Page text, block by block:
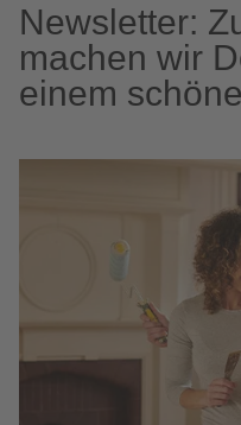
Newsletter:
machen wir
einem